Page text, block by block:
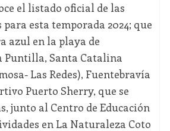
el listado oficial de las
esta temporada 2024; que
azul en la playa de
Puntilla, Santa Catalina
Las Redes), Fuentebravía
Puerto Sherry, que se
junto al Centro de Educación
en La Naturaleza Coto